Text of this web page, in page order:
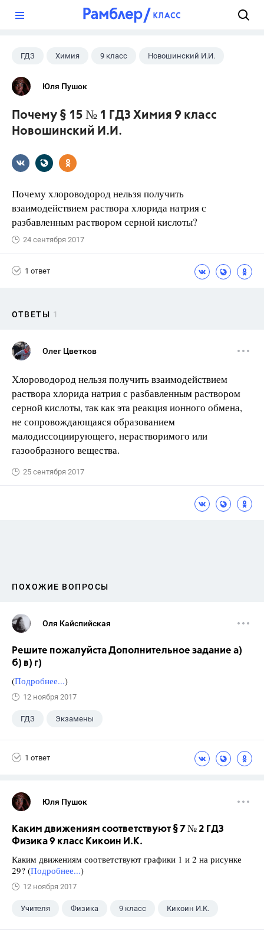
ГДЗ Химия 9 класс Новошинский И.И.
Юля Пушок
Почему § 15 № 1 ГДЗ Химия 9 класс
Новошинский И.И.
Почему хлороводород нельзя получить
взаимодействием раствора хлорида натрия с
разбавленным раствором серной кислоты?
24 сентября 2017
1 ответ
ОТВЕТЫ 1
Олег Цветков
Хлороводород нельзя получить взаимодействием
раствора хлорида натрия с разбавленным раствором
серной кислоты, так как эта реакция ионного обмена,
не сопровождающаяся образованием
малодиссоциирующего, нерастворимого или
газообразного вещества.
25 сентября 2017
ПОХОЖИЕ ВОПРОСЫ
Оля Кайспийская
Решите пожалуйста Дополнительное задание а)
б) в) г)
(Подробнее...)
12 ноября 2017
ГДЗ Экзамены
1 ответ
Юля Пушок
Каким движениям соответствуют § 7 № 2 ГДЗ
Физика 9 класс Кикоин И.К.
Каким движениям соответствуют графики 1 и 2 на рисунке
29? (Подробнее...)
12 ноября 2017
Учителя Физика 9 класс Кикоин И.К.